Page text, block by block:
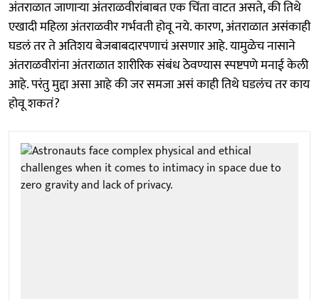
अंतराळात जाणाऱ्या अंतराळवीरांबाबत एक चिंता वाटत असते, की तिथे
एखादी महिला अंतराळवीर गर्भवती होवू नये. कारण, अंतराळात असंकाही
घडलं तर ते अतिशय बेजबाबदारपणाचं असणार आहे. यामुळेच नासाने
अंतराळवीरांना अंतराळात शारीरिक संबंध ठेवण्यास स्पष्टपणे मनाई केली
आहे. परंतु मुद्दा असा आहे की जर समजा असं काही तिथे घडलंच तर काय
होवू शकतं?